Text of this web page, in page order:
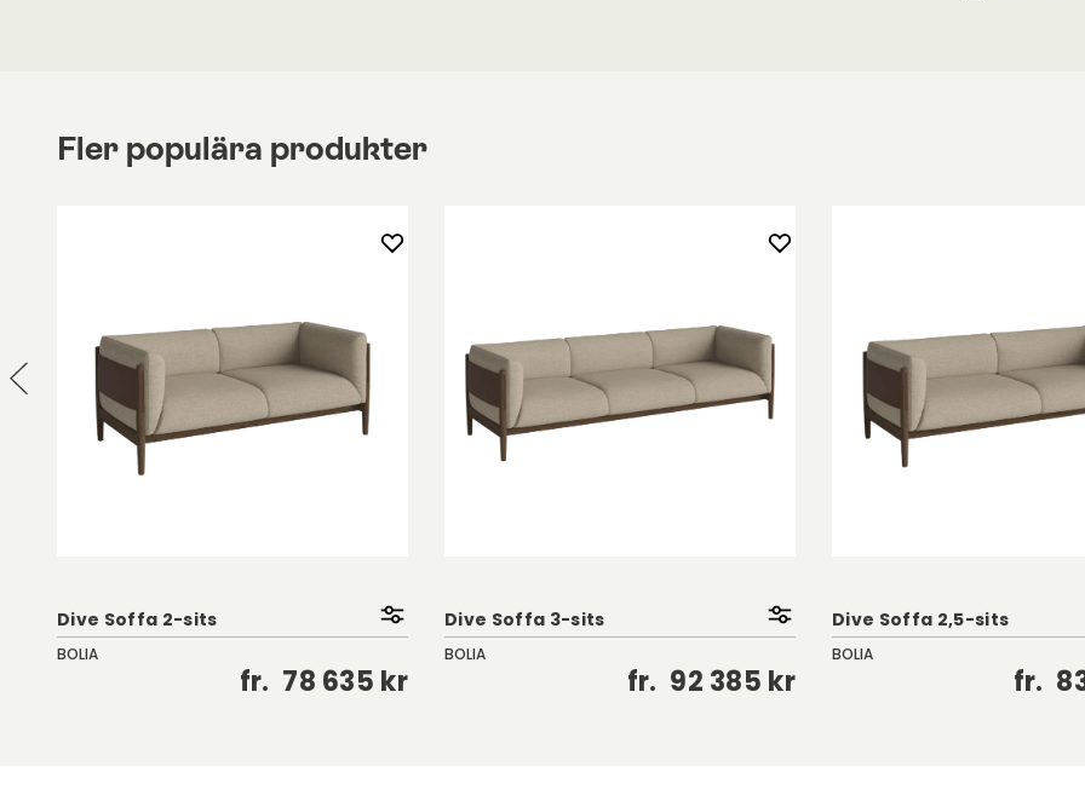
Fler populära produkter
Dive Soffa 2-sits
BOLIA
fr. 78 635 kr
Dive Soffa 3-sits
BOLIA
fr. 92 385 kr
Dive Soffa 2,5-sits
BOLIA
fr.